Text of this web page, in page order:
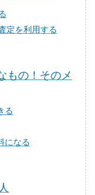
定を利用する
もの！そのメ
る
になる